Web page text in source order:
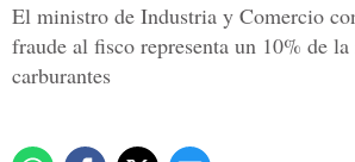
El ministro de Industria y Comercio
fraude al fisco representa un 10% de
carburantes